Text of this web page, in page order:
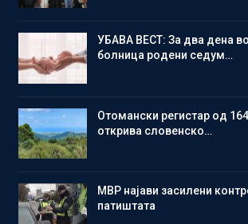
УБАВА ВЕСТ: За два дена
болница родени седум…
Отомански регистар од
открива словенско…
МВР најави засилени
патиштата